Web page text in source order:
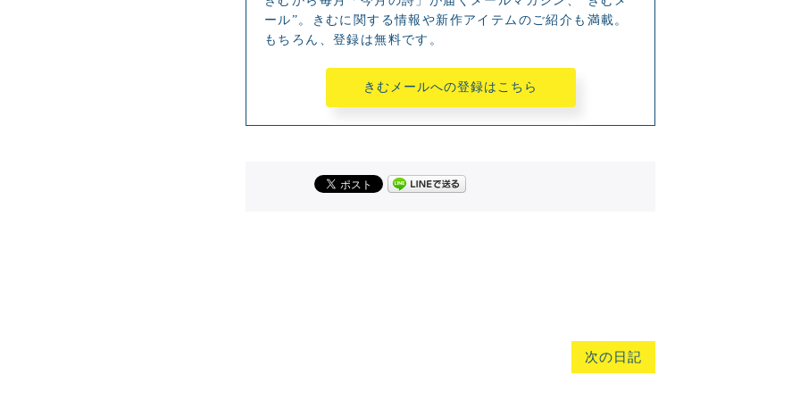
ール”。きむに関する情報や新作アイテムのご紹介も満載。
もちろん、登録は無料です。
きむメールへの登録はこちら
次の日記